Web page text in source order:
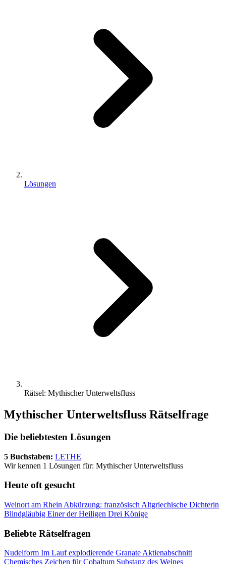
Lösungen
Rätsel: Mythischer Unterweltsfluss
Mythischer Unterweltsfluss Rätselfrage
Die beliebtesten Lösungen
5 Buchstaben: LETHE
Wir kennen 1 Lösungen für: Mythischer Unterweltsfluss
Heute oft gesucht
Weinort am Rhein Abkürzung: französisch Altgriechische Dichterin
Blindgläubig Einer der Heiligen Drei Könige
Beliebte Rätselfragen
Nudelform Im Lauf explodierende GranateAktienabschnitt
Chemisches Zeichen für Cobaltum Substanz des Weines